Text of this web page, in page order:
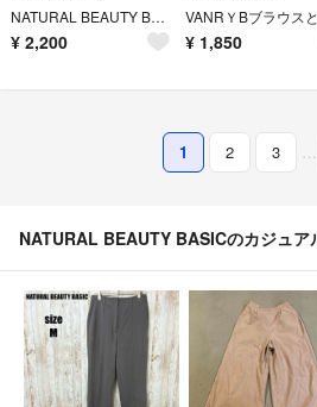
NATURAL BEAUTY BASIC ベルト付きワイドパンツ
¥ 2,200 ¥ 1,850
1 2 3 …
NATURAL BEAUTY BASICのカジュア